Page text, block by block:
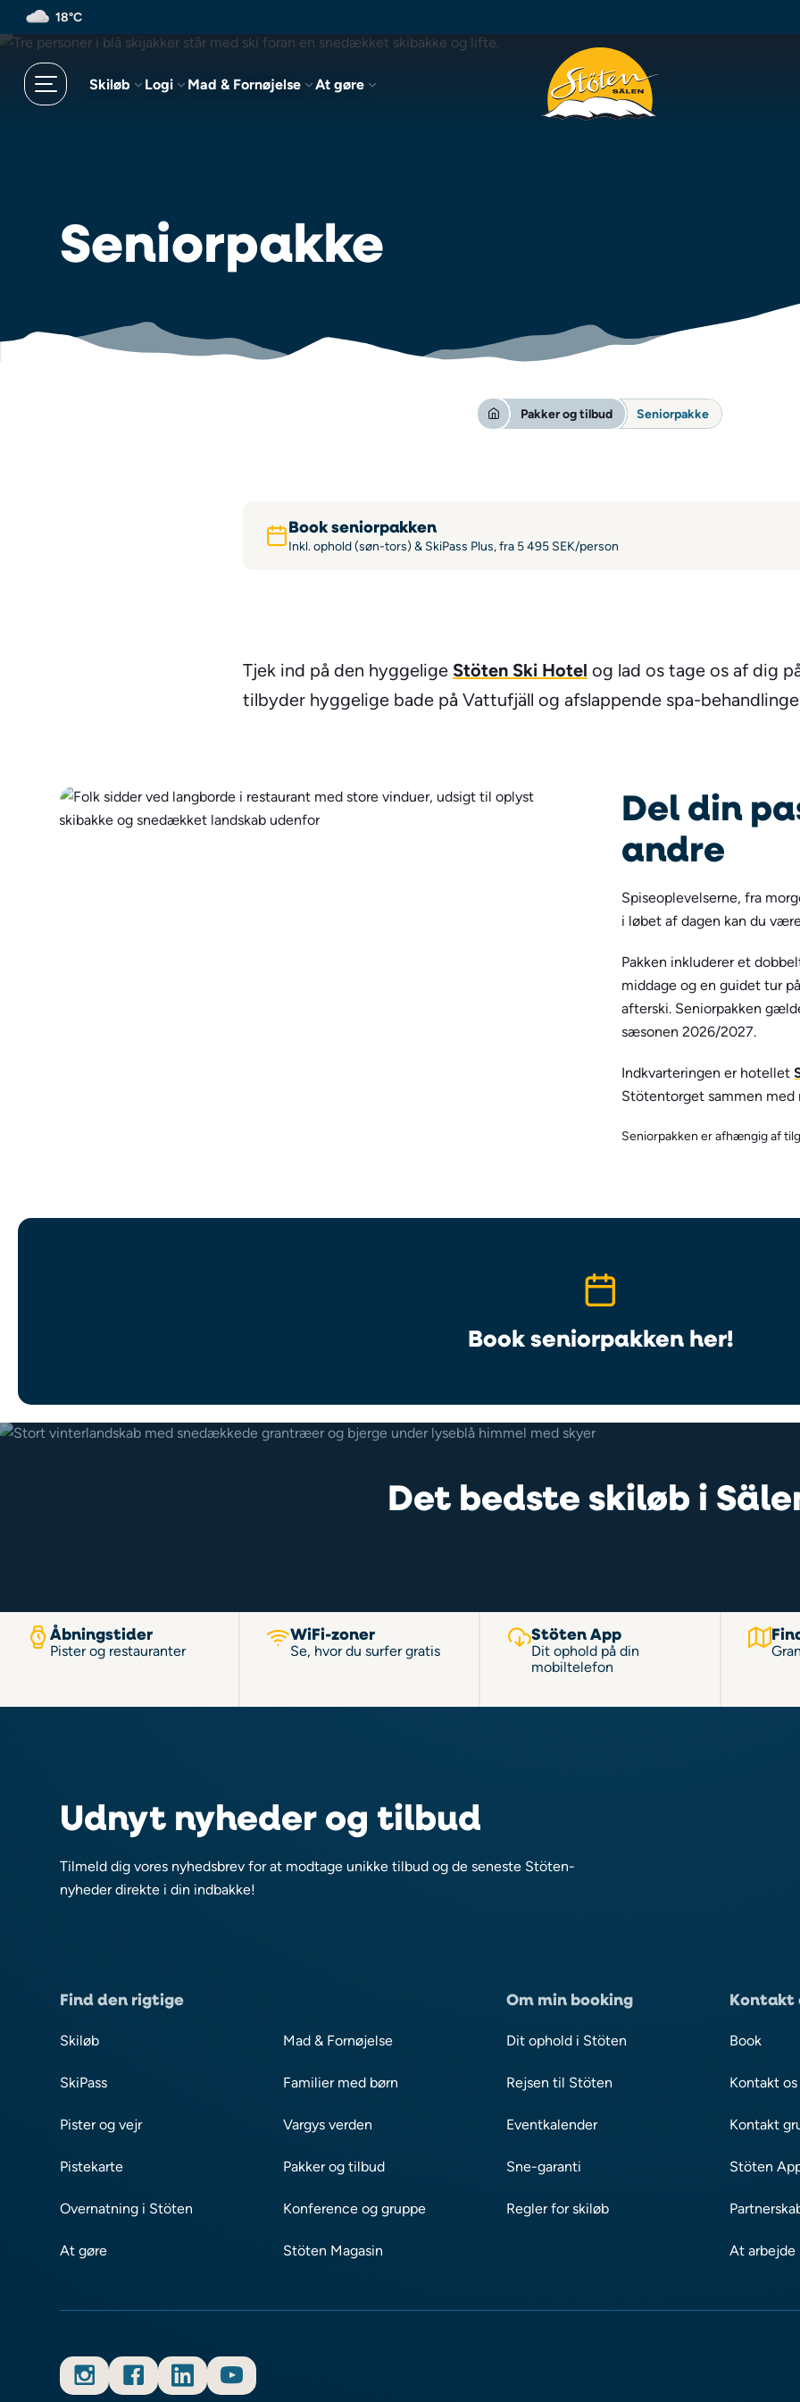
Spring
til
18°C
Skiløb Logi Mad & Fornøjelse At gøre
Seniorpakke
Pakker og tilbud Seniorpakke
Book seniorpakken
Inkl. ophold (søn-tors) & SkiPass Plus, fra 5 495 SEK/person
Tjek ind på den hyggelige Stöten Ski Hotel og lad os tage os af dig
tilbyder hyggelige bade på Vattufjäll og afslappende spa-
Del din
andre
Spiseoplevelserne, fra
i løbet af dagen kan du
Pakken inkluderer et
middage og en guidet tur
afterski. Seniorpakken
sæsonen 2026/2027.
Indkvarteringen er hotellet
Stötentorget sammen med
Seniorpakken er afhængig af
Book seniorpakken her!
Det bedste skiløb i
Åbningstider
Pister og restauranter
WiFi-zoner
Se, hvor du surfer gratis
Stöten App
Dit ophold på din
mobiltelefon
Udnyt nyheder og tilbud
Tilmeld dig vores nyhedsbrev for at modtage unikke tilbud og de seneste Stöten-
nyheder direkte i din indbakke!
Find den rigtige
Skiløb
SkiPass
Pister og vejr
Pistekarte
Overnatning i Stöten
At gøre
Mad & Fornøjelse
Familier med børn
Vargys verden
Pakker og tilbud
Konference og gruppe
Stöten Magasin
Om min booking
Dit ophold i Stöten
Rejsen til Stöten
Eventkalender
Sne-garanti
Regler for skiløb
Kontakt
Book
Kontakt os
Kontakt
Stöten
At